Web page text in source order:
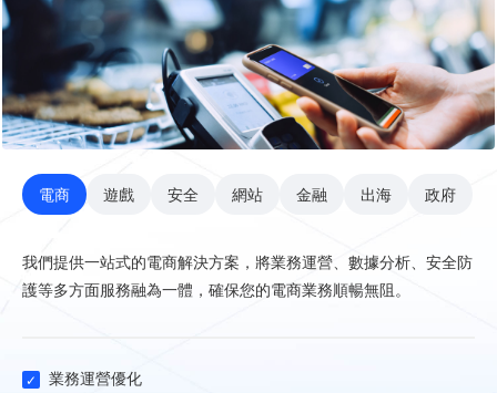
電商 遊戲 安全 網站 金融 出海 政府
我們提供一站式的電商解決方案，將業務運營、數據分析、安全防
護等多方面服務融為一體，確保您的電商業務順暢無阻。
業務運營優化